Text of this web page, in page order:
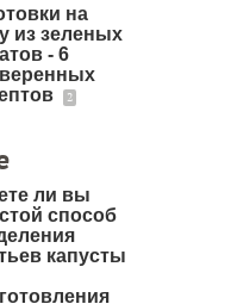
на
из зеленых
- 6
2
ли вы
способ
капусты